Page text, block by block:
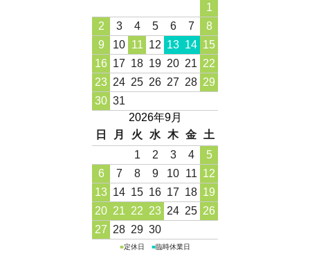
1
2
3 4 5 6 7
8
9
10 11 12 13 14 15
16 17 18 19 20 21 22
23 24 25 26 27 28 29
30 31
2026年9月
日
月 火 水 木 金
土
1
2 3 4
5
6
7 8 9 10 11 12
13 14 15 16 17 18 19
20 21 22 23 24 25 26
27 28 29 30
■定休日 ■臨時休業日